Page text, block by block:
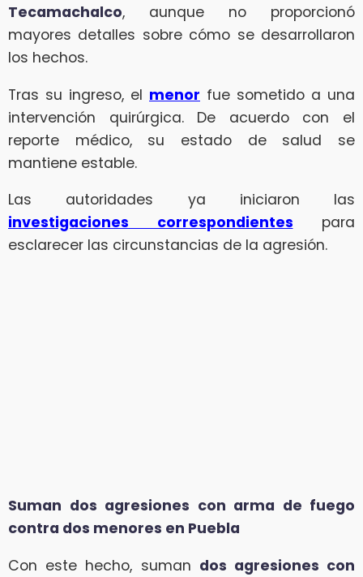
Tecamachalco, aunque no proporcionó
mayores detalles sobre cómo se desarrollaron
los hechos.
Tras su ingreso, el menor fue sometido a una
intervención quirúrgica. De acuerdo con el
reporte médico, su estado de salud se
mantiene estable.
Las autoridades ya iniciaron las
investigaciones correspondientes para
esclarecer las circunstancias de la agresión.
Suman dos agresiones con arma de fuego
contra dos menores en Puebla
Con este hecho, suman dos agresiones con